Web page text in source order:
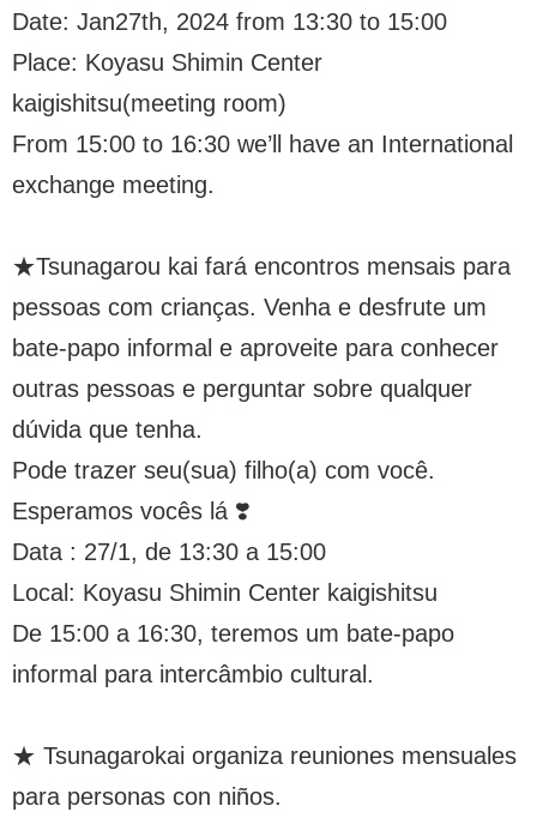
Date: Jan27th, 2024 from 13:30 to 15:00
Place: Koyasu Shimin Center
kaigishitsu(meeting room)
From 15:00 to 16:30 we’ll have an International
exchange meeting.
★Tsunagarou kai fará encontros mensais para
pessoas com crianças. Venha e desfrute um
bate-papo informal e aproveite para conhecer
outras pessoas e perguntar sobre qualquer
dúvida que tenha.
Pode trazer seu(sua) filho(a) com você.
Esperamos vocês lá ❣️
Data : 27/1, de 13:30 a 15:00
Local: Koyasu Shimin Center kaigishitsu
De 15:00 a 16:30, teremos um bate-papo
informal para intercâmbio cultural.
★ Tsunagarokai organiza reuniones mensuales
para personas con niños.